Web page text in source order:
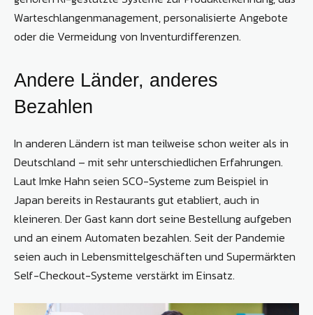
Warteschlangenmanagement, personalisierte Angebote
oder die Vermeidung von Inventurdifferenzen.
Andere Länder, anderes
Bezahlen
In anderen Ländern ist man teilweise schon weiter als in
Deutschland – mit sehr unterschiedlichen Erfahrungen.
Laut Imke Hahn seien SCO-Systeme zum Beispiel in
Japan bereits in Restaurants gut etabliert, auch in
kleineren. Der Gast kann dort seine Bestellung aufgeben
und an einem Automaten bezahlen. Seit der Pandemie
seien auch in Lebensmittelgeschäften und Supermärkten
Self-Checkout-Systeme verstärkt im Einsatz.